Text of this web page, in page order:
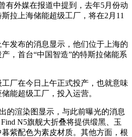
外媒在报道中提到，去年5月份动
拉上海储能超级工厂，将在2月11
布的消息显示，他们位于上海的
，首台“中国智造”的特斯拉储能系
在今日上午正式投产，也就意味
能超级工厂，投入运营。
渲染图显示，与此前曝光的消息
N5旗舰大折叠将提供缎黑、玉
紫配色为素皮材质。其他方面，根